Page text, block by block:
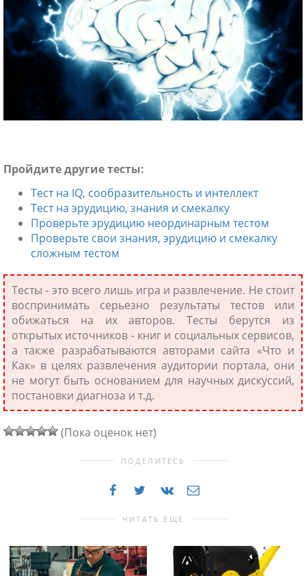
Пройдите другие тесты:
Тест на IQ, сообразительность и интеллект
Тест на эрудицию, знания и смекалку
Проверьте эрудицию неординарным тестом
Проверьте свои знания, эрудицию и смекалку
сложным тестом
Тесты - это всего лишь игра и развлечение. Не стоит
воспринимать серьезно результаты тестов или
обижаться на их авторов. Тесты берутся из
открытых источников - книг и социальных сервисов,
а также разрабатываются авторами сайта «Что и
Как» в целях развлечения аудитории портала, они
не могут быть основанием для научных дискуссий,
постановки диагноза и т.д.
(Пока оценок нет)
ПОДЕЛИТЕСЬ
ЧИТАТЬ ЕЩЕ